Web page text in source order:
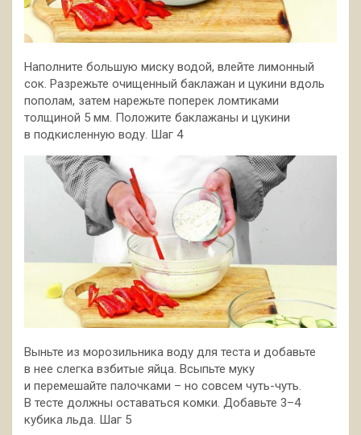
Наполните большую миску водой, влейте лимонный
сок. Разрежьте очищенный баклажан и цукини вдоль
пополам, затем нарежьте поперек­ ломтиками
толщиной 5 мм. Положите баклажаны и цукини
в подкисленную воду. Шаг 4
Выньте из морозильника воду для теста и добавьте
в нее слегка взбитые яйца. Всыпьте муку
и перемешайте палочками – но совсем чуть-чуть.
В тесте должны оставаться комки. Добавьте 3–4
кубика льда. Шаг 5